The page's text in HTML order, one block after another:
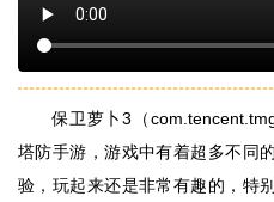
保卫萝卜3（
塔防手游，游戏中有着超多不同
验，玩起来还是非常有趣的，特